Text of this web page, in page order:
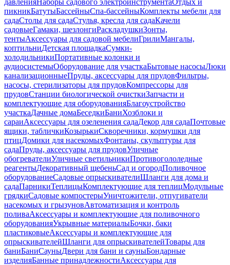
давленияНаборы садового электроинструментаОтдых и
пикникБатутыБассейныСпа-бассейныКомплекты мебели для
садаСтолы для садаСтулья, кресла для садаКачели
садовыеГамаки, шезлонгиРаскладушкиЗонты,
тентыАксессуары для садовой мебелиГрилиМангалы,
коптильниДетская площадкаСумки-
холодильникиПортативные колонки и
аудиосистемыОборудование для участкаБытовые насосыЛюки
канализационныеПруды, аксессуары для прудовФильтры,
насосы, стерилизаторы для прудовКомпрессоры для
прудовСтанции биологической очисткиЗапчасти и
комплектующие для оборудованияБлагоустройство
участкаДачные домаБеседкиБаниХозблоки и
сараиАксессуары для озеленения садаДекор для садаПочтовые
ящики, табличкиКозырькиСкворечники, кормушки для
птицДомики для насекомыхФонтаны, скульптуры для
садаПруды, аксессуары для прудовУличные
обогревателиУличные светильникиПротивогололедные
реагентыДекоративный щебеньСад и огородПоливочное
оборудованиеСадовые опрыскивателиШланги для дома и
садаПарникиТеплицыКомплектующие для теплицМодульные
грядкиСадовые компостерыУничтожители, отпугиватели
насекомых и грызуновАвтоматизация и контроль
поливаАксессуары и комплектующие для поливочного
оборудованияУкрывные материалыБочки, баки
пластиковыеАксессуары и комплектующие для
опрыскивателейШланги для опрыскивателейТовары для
баниБаниСауныДвери для бани и сауныБондарные
изделияБанные принадлежностиАксессуары для